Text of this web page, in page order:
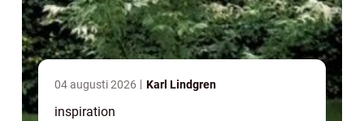
04 augusti 2026 Karl Lindgren
inspiration